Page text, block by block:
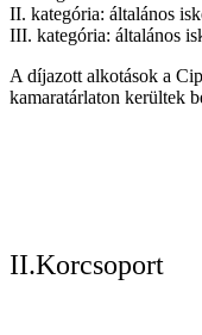
II. kategória: általános
III. kategória: általános
A díjazott alkotások a
kamaratárlaton kerültek
II.Korcsoport